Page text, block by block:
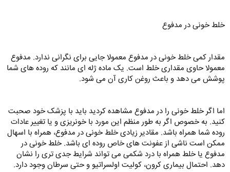
خلط خونی در مدفوع
مقدار کمی خلط خونی در مدفوع معمولا جایی برای نگرانی ندارد. مدفوع
معمولا حاوی مقداری خلط است. یک ماده ژله ای مانند که روده‌ های شما
پوشش می دهد و باعث روغن‌ کاری آن می شود.
اما اگر خلط خونی را در مدفوع مشاهده کردید باید با پزشک خود صحبت
کنید. به خصوص اگر به طور منظم این مورد با خونریزی و یا تغییر عادات
روده شما همراه باشد. مقادیر زیادی خلط خونی در مدفوع، همراه با اسهال
ممکن است ناشی از عفونت‌ های خاص روده‌ ای باشد. خلط خونی در
مدفوع یا خلط همراه با درد شکمی می‌ تواند شرایط جدی تری را نشان
دهد. احتمال بیماری کرون، کولیت اولسراتیو و حتی سرطان وجود دارد.